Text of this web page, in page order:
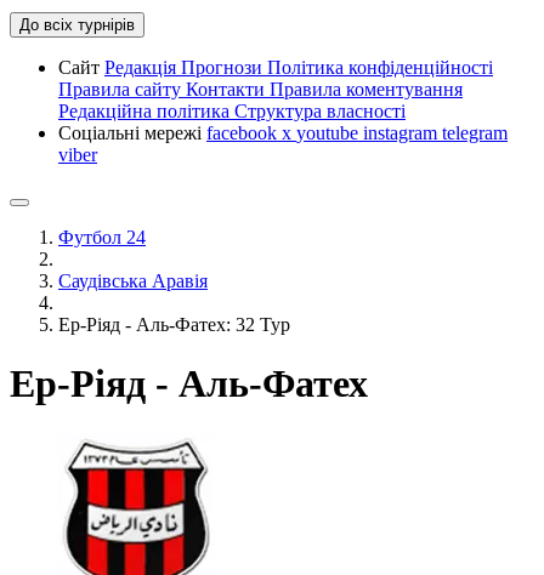
До всіх турнірів
Сайт Редакція Прогнози Політика конфіденційності
Правила сайту Контакти Правила коментування
Редакційна політика Структура власності
Соціальні мережі facebook x youtube instagram telegram
viber
Футбол 24
Саудівська Аравія
Ер-Ріяд - Аль-Фатех: 32 Тур
Ер-Ріяд - Аль-Фатех